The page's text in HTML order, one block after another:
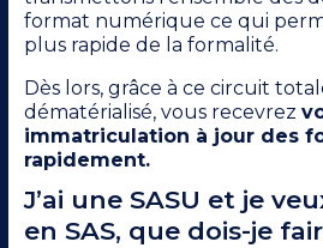
format numérique ce qui
plus rapide de la formalité.
Dès lors, grâce à ce circuit
dématérialisé, vous recevrez
immatriculation à jour des
rapidement.
J’ai une SASU et je
en SAS, que dois-je